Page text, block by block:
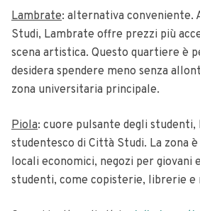
Lambrate: alternativa conveniente.
Studi, Lambrate offre prezzi più
scena artistica. Questo quartiere è
desidera spendere meno senza
zona universitaria principale.
Piola: cuore pulsante degli
studentesco di Città Studi. La zona
locali economici, negozi per giovani
studenti, come copisterie, librerie e